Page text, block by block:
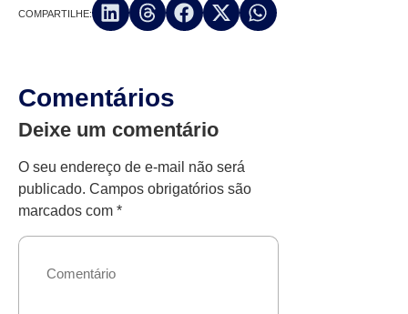
COMPARTILHE:
Comentários
Deixe um comentário
O seu endereço de e-mail não será
publicado. Campos obrigatórios são
marcados com *